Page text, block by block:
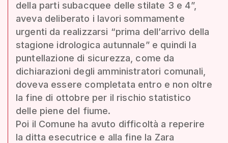
della parti subacquee delle stilate 3 e 4”,
aveva deliberato i lavori sommamente
urgenti da realizzarsi “prima dell’arrivo della
stagione idrologica autunnale” e quindi la
puntellazione di sicurezza, come da
dichiarazioni degli amministratori comunali,
doveva essere completata entro e non oltre
la fine di ottobre per il rischio statistico
delle piene del fiume.
Poi il Comune ha avuto difficoltà a reperire
la ditta esecutrice e alla fine la Zara